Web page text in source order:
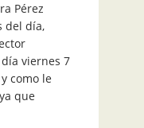
Pérez
del día,
viernes 7
como le
que